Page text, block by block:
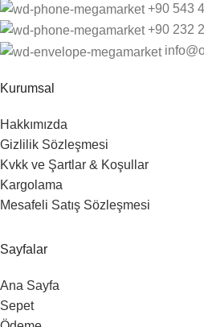
+90 543
‎+90 232
Kurumsal
Hakkımızda
Gizlilik Sözleşmesi
Kvkk ve Şartlar & Koşullar
Kargolama
Mesafeli Satış Sözleşmesi
Sayfalar
Ana Sayfa
Sepet